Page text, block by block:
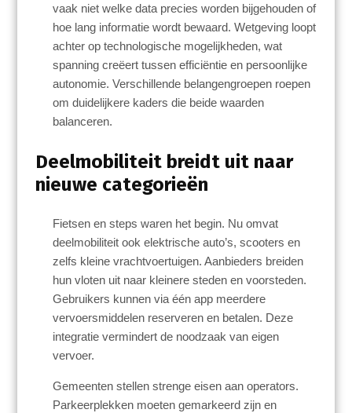
vaak niet welke data precies worden bijgehouden of
hoe lang informatie wordt bewaard. Wetgeving loopt
achter op technologische mogelijkheden, wat
spanning creëert tussen efficiëntie en persoonlijke
autonomie. Verschillende belangengroepen roepen
om duidelijkere kaders die beide waarden
balanceren.
Deelmobiliteit breidt uit naar
nieuwe categorieën
Fietsen en steps waren het begin. Nu omvat
deelmobiliteit ook elektrische auto’s, scooters en
zelfs kleine vrachtvoertuigen. Aanbieders breiden
hun vloten uit naar kleinere steden en voorsteden.
Gebruikers kunnen via één app meerdere
vervoersmiddelen reserveren en betalen. Deze
integratie vermindert de noodzaak van eigen
vervoer.
Gemeenten stellen strenge eisen aan operators.
Parkeerplekken moeten gemarkeerd zijn en